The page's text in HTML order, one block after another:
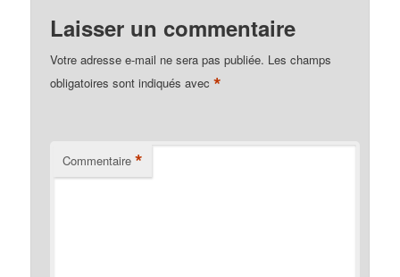
Laisser un commentaire
Votre adresse e-mail ne sera pas publiée. Les champs
obligatoires sont indiqués avec*
Commentaire *